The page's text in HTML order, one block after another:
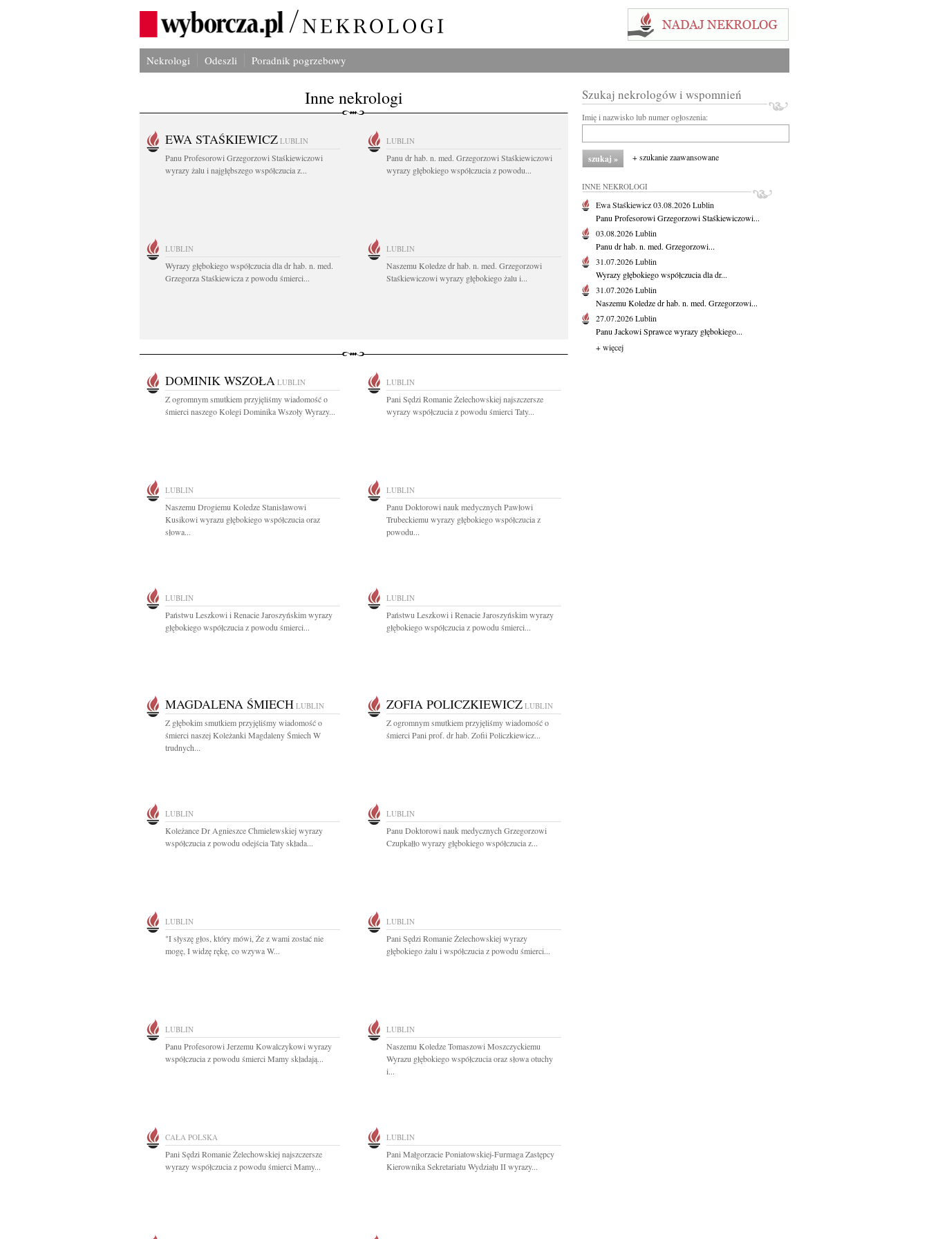
Nekrologi Odeszli Poradnik pogrzebowy
Inne nekrologi
EWA STAŚKIEWICZ LUBLIN
Panu Profesorowi Grzegorzowi Staśkiewiczowi
wyrazy żalu i najgłębszego współczucia z...
LUBLIN
Panu dr hab. n. med. Grzegorzowi Staśkiewiczowi
wyrazy głębokiego współczucia z powodu...
LUBLIN
Wyrazy głębokiego współczucia dla dr hab. n. med.
Grzegorza Staśkiewicza z powodu śmierci...
LUBLIN
Naszemu Koledze dr hab. n. med. Grzegorzowi
Staśkiewiczowi wyrazy głębokiego żalu i...
DOMINIK WSZOŁA LUBLIN
Z ogromnym smutkiem przyjęliśmy wiadomość o
śmierci naszego Kolegi Dominika Wszoły Wyrazy...
LUBLIN
Pani Sędzi Romanie Żelechowskiej najszczersze
wyrazy współczucia z powodu śmierci Taty...
LUBLIN
Naszemu Drogiemu Koledze Stanisławowi
Kusikowi wyrazu głębokiego współczucia oraz
słowa...
LUBLIN
Panu Doktorowi nauk medycznych Pawłowi
Trubeckiemu wyrazy głębokiego współczucia z
powodu...
LUBLIN
Państwu Leszkowi i Renacie Jaroszyńskim wyrazy
głębokiego współczucia z powodu śmierci...
LUBLIN
Państwu Leszkowi i Renacie Jaroszyńskim wyrazy
głębokiego współczucia z powodu śmierci...
MAGDALENA ŚMIECH LUBLIN
Z głębokim smutkiem przyjęliśmy wiadomość o
śmierci naszej Koleżanki Magdaleny Śmiech W
trudnych...
ZOFIA POLICZKIEWICZ LUBLIN
Z ogromnym smutkiem przyjęliśmy wiadomość o
śmierci Pani prof. dr hab. Zofii Policzkiewicz...
LUBLIN
Koleżance Dr Agnieszce Chmielewskiej wyrazy
współczucia z powodu odejścia Taty składa...
LUBLIN
Panu Doktorowi nauk medycznych Grzegorzowi
Czupkałło wyrazy głębokiego współczucia z...
LUBLIN
"I słyszę głos, który mówi, Że z wami zostać nie
mogę, I widzę rękę, co wzywa W...
LUBLIN
Pani Sędzi Romanie Żelechowskiej wyrazy
głębokiego żalu i współczucia z powodu śmierci...
LUBLIN
Panu Profesorowi Jerzemu Kowalczykowi wyrazy
współczucia z powodu śmierci Mamy składają...
LUBLIN
Naszemu Koledze Tomaszowi Moszczyckiemu
Wyrazu głębokiego współczucia oraz słowa otuchy
i...
CAŁA POLSKA
Pani Sędzi Romanie Żelechowskiej najszczersze
wyrazy współczucia z powodu śmierci Mamy...
LUBLIN
Pani Małgorzacie Poniatowskiej-Furmaga Zastępcy
Kierownika Sekretariatu Wydziału II wyrazy...
Szukaj nekrologów i wspomnień
Imię i nazwisko lub numer ogłoszenia:
+ szukanie zaawansowane
INNE NEKROLOGI
Ewa Staśkiewicz03.08.2026Lublin
Panu Profesorowi Grzegorzowi Staśkiewiczowi...
03.08.2026Lublin
Panu dr hab. n. med. Grzegorzowi...
31.07.2026Lublin
Wyrazy głębokiego współczucia dla dr...
31.07.2026Lublin
Naszemu Koledze dr hab. n. med. Grzegorzowi...
27.07.2026Lublin
Panu Jackowi Sprawce wyrazy głębokiego...
+ więcej